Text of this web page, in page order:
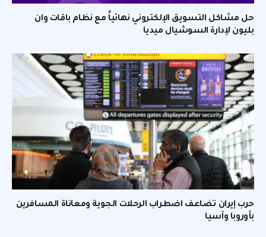
حل مشاكل التسويق الإلكتروني نهائياً مع نظام باقات وان
بليون لإدارة السوشيال ميديا
حرب إيران تضاعف اضطراب الرحلات الجوية ومعاناة المسافرين
بأوروبا وآسيا